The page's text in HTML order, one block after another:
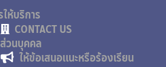
ให้บริการ
CONTACT US
วนบุคคล
ให้ข้อเสนอแนะหรือร้องเรียน